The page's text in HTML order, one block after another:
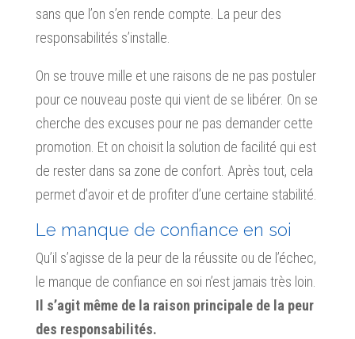
sans que l’on s’en rende compte. La peur des
responsabilités s’installe.
On se trouve mille et une raisons de ne pas postuler
pour ce nouveau poste qui vient de se libérer. On se
cherche des excuses pour ne pas demander cette
promotion. Et on choisit la solution de facilité qui est
de rester dans sa zone de confort. Après tout, cela
permet d’avoir et de profiter d’une certaine stabilité.
Le manque de confiance en soi
Qu’il s’agisse de la peur de la réussite ou de l’échec,
le manque de confiance en soi n’est jamais très loin.
Il s’agit même de la raison principale de la peur
des responsabilités.